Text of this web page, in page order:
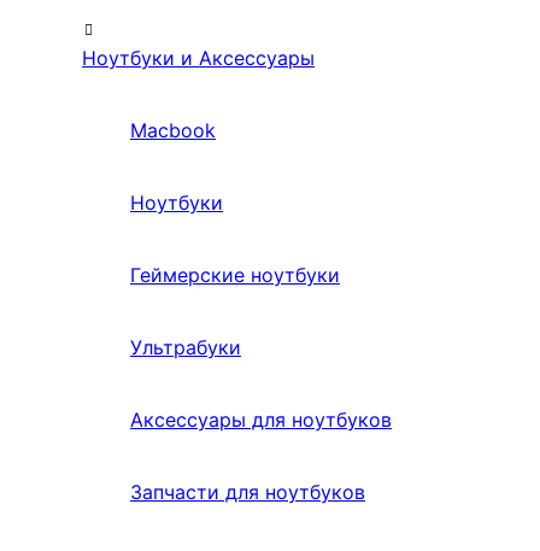
Ноутбуки и Аксессуары
Macbook
Ноутбуки
Геймерские ноутбуки
Ультрабуки
Аксессуары для ноутбуков
Запчасти для ноутбуков